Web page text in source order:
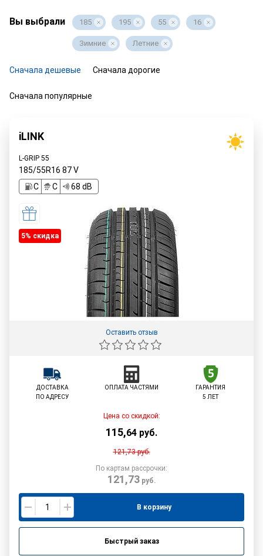
Вы выбрали 185 195 55 16
Зимние Летние
Сначала дешевые Сначала дорогие
Сначала популярные
iLINK
L-GRIP 55
185/55R16 87V
C
C 68 dB
5% cкидка
Оставить отзыв
ДОСТАВКА
ПО АДРЕСУ
ОПЛАТА ЧАСТЯМИ
ГАРАНТИЯ
5 ЛЕТ
Цена со скидкой:
115,64 руб.
121,73руб.
По картам рассрочки:
121,73руб.
В корзину
Быстрый заказ